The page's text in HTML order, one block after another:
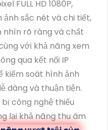
FULL HD 1080P,
ảnh sắc nét và chi tiết,
rõ ràng và chất
với khả năng xem
qua kết nối IP
kiểm soát hình ảnh
dàng và thuận tiện.
công nghệ thiếu
lại khả năng thu âm